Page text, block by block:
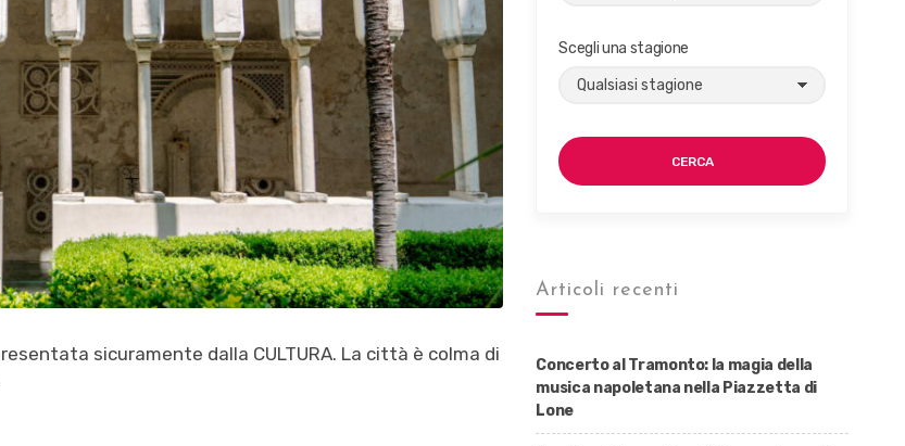
sicuramente dalla CULTURA. La città è colma di
Scegli una stagione
CERCA
Articoli recenti
Concerto al Tramonto: la magia della
musica napoletana nella Piazzetta di
Lone